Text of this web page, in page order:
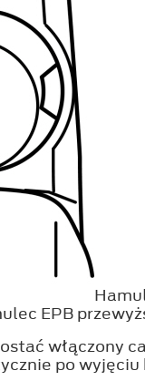
EPB
włączony
po